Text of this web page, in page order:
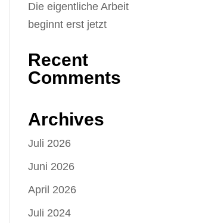
Die eigentliche Arbeit
beginnt erst jetzt
Recent
Comments
Archives
Juli 2026
Juni 2026
April 2026
Juli 2024